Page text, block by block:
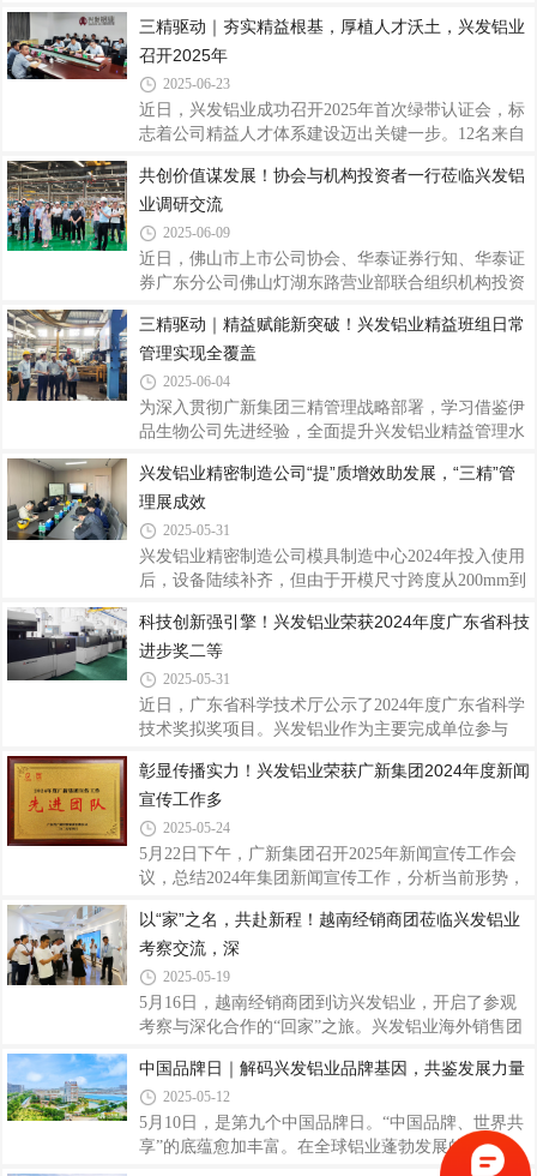
地邀请您，拿起笔，举起镜头，说出您心底那份与兴
发铝业相连的感动与力量！一、你的故事，我们想听
无论您是个人或是团队，只要您的故事与兴发铝
见》，积极响应广新集团对兴发铝业司库系统的建设
要求，兴发铝业结合公司资金管理业务特点，在项目
组和相关业务部门三个月的通力协作与努力下，于近
期成功上线司库系统，标志着公司资金管理数字化建
设取得突破性进展。▲系统上线启动会“专项工作
字化变革推进委员会的指引下，公司成立了以党委书
记、董事长王立为组长，党委委员、财务总监郑建华
三精驱动｜夯实精益根基，厚植人才沃土，兴发铝业
召开2025年
2025-06-23
近日，兴发铝业成功召开2025年首次绿带认证会，标
志着公司精益人才体系建设迈出关键一步。12名来自
分管领导刘允棠和广新运营管理部副总监黄进扬参与
评审，为深化精益管理、强化精益改善与加速人才培
养擘画蓝图、指明方向。▲兴发铝业2025年首次绿带
认证会现场里程碑时刻：精益人才认证正式启航本次
绿带认证会是兴发铝业首届精益绿带人才认证活动，
筛选，12名来自生产、工艺、设备等关键岗位的精益
骨干，围绕各自主导的改善周项目进行了精彩
共创价值谋发展！协会与机构投资者一行莅临兴发铝
业调研交流
2025-06-09
近日，佛山市上市公司协会、华泰证券行知、华泰证
券广东分公司佛山灯湖东路营业部联合组织机构投资
（00098.HK），通过参观兴发铝业博物馆、数字化工
厂以及座谈交流等方式，深入了解兴发铝业的发展现
状、战略布局与未来规划。兴发铝业副总经理杨桦、
办公室主任罗国球等代表出席了活动，在深度探访之
旅中有效增进了彼此之间的沟通互信，共探价值共
铝业精密制造工厂，作为公司第一代数字化工厂，也
是佛山市数字化智能化示范工厂，拥有先进的生产智
造设备，
三精驱动｜精益赋能新突破！兴发铝业精益班组日常
管理实现全覆盖
2025-06-04
为深入贯彻广新集团三精管理战略部署，学习借鉴伊
品生物公司先进经验，全面提升兴发铝业精益管理水
发铝业党委书记、董事长王立部署及广新集团运营管
理部指导，全面启动精益班组日常管理模式建设。主
要工作举措集团指导与试点启动。在兴发铝业党委委
员、副总经理刘允棠和广新集团运营管理部副总监黄
进扬的指导下，选定三水基地、精密基地作为首批精
构建。广新集团运营管理部王开聘于4月开始在三水
基地、精密基地开展精益班组日常管理培训5次
兴发铝业精密制造公司“提”质增效助发展，“三精”管
理展成效
2025-05-31
兴发铝业精密制造公司模具制造中心2024年投入使用
后，设备陆续补齐，但由于开模尺寸跨度从200mm到
为统计单位的方式估算车间产能负荷量会出现较大偏
差，同时出于成本考虑，尽量自主制造，导致准时交
模率偏低，甚至影响挤压车间正常生产。为有效提升
准时交模率，在2025年3月公司组织开展三精管理“提
升模具交模率改善周项目”，调整了模具车间产能负
程中按实际生产情况进行生产计划调整，避免延迟模
具交付，导致订单未能及时完成，影响未来与客
科技创新强引擎！兴发铝业荣获2024年度广东省科技
进步奖二等
2025-05-31
近日，广东省科学技术厅公示了2024年度广东省科学
技术奖拟奖项目。兴发铝业作为主要完成单位参与
及应用”项目荣获广东省科技进步奖二等奖，再次彰
显了兴发铝业在材料科学领域的深厚技术底蕴和研发
创新实力。广东省科学技术奖由广东省科学技术厅主
办评选，主要授予为促进科技进步和经济社会发展作
出突出贡献的个人或组织，该奖项是广东省在科技成
科技创新工作，秉持自主研发与高校及科研院
所“产、学、研、用”相结合的方式加大与国内外知名
彰显传播实力！兴发铝业荣获广新集团2024年度新闻
宣传工作多
2025-05-24
5月22日下午，广新集团召开2025年新闻宣传工作会
议，总结2024年集团新闻宣传工作，分析当前形势，
节，兴发铝业团队及个人荣获2024年度广新集团宣传
工作先进团队、先进工作者及先进个人荣誉。这是对
兴发铝业过去一年新闻宣传工作的肯定，也是激励我
们继续积极进取、守正创新，共同推动集团新闻宣传
工作再上新台阶。会议邀请资深媒体专家开展专题辅
进行深刻阐述和经验分享，进一步提升集团新闻宣传
队伍的理论水平和专业能力。会议强调，2025年集
以“家”之名，共赴新程！越南经销商团莅临兴发铝业
考察交流，深
2025-05-19
5月16日，越南经销商团到访兴发铝业，开启了参观
考察与深化合作的“回家”之旅。兴发铝业海外销售团
团。通过工厂考察、展厅参观、座谈交流三大环节，
共叙情谊再启合作新章。此次来访不仅是双方合作关
系的进一步巩固，合作信念愈发笃定，更是兴发铝业
全球化战略的重要实践，彰显了中国铝型材龙头企业
对东南亚市场的深耕布局，更为未来的紧密合作奠定
中国品牌日｜解码兴发铝业品牌基因，共鉴发展力量
2025-05-12
5月10日，是第九个中国品牌日。“中国品牌、世界共
享”的底蕴愈加丰富。在全球铝业蓬勃发展的浪潮
中，兴发铝业凭借深厚且独特的品牌实力积淀，自